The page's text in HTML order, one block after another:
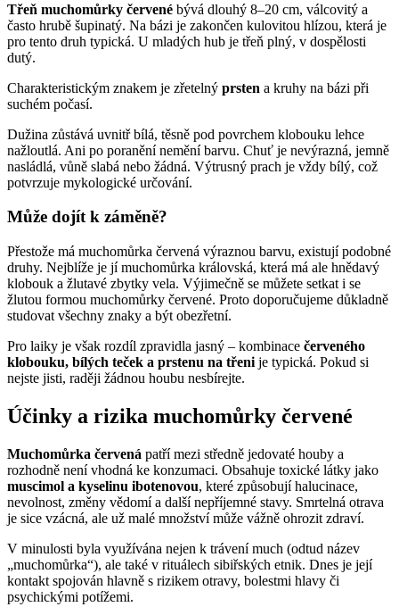
Třeň muchomůrky červené bývá dlouhý 8–20 cm, válcovitý a
často hrubě šupinatý. Na bázi je zakončen kulovitou hlízou, která je
pro tento druh typická. U mladých hub je třeň plný, v dospělosti
dutý.
Charakteristickým znakem je zřetelný prsten a kruhy na bázi při
suchém počasí.
Dužina zůstává uvnitř bílá, těsně pod povrchem klobouku lehce
nažloutlá. Ani po poranění nemění barvu. Chuť je nevýrazná, jemně
nasládlá, vůně slabá nebo žádná. Výtrusný prach je vždy bílý, což
potvrzuje mykologické určování.
Může dojít k záměně?
Přestože má muchomůrka červená výraznou barvu, existují podobné
druhy. Nejblíže je jí muchomůrka královská, která má ale hnědavý
klobouk a žlutavé zbytky vela. Výjimečně se můžete setkat i se
žlutou formou muchomůrky červené. Proto doporučujeme důkladně
studovat všechny znaky a být obezřetní.
Pro laiky je však rozdíl zpravidla jasný – kombinace červeného
klobouku, bílých teček a prstenu na třeni je typická. Pokud si
nejste jisti, raději žádnou houbu nesbírejte.
Účinky a rizika muchomůrky červené
Muchomůrka červená patří mezi středně jedovaté houby a
rozhodně není vhodná ke konzumaci. Obsahuje toxické látky jako
muscimol a kyselinu ibotenovou, které způsobují halucinace,
nevolnost, změny vědomí a další nepříjemné stavy. Smrtelná otrava
je sice vzácná, ale už malé množství může vážně ohrozit zdraví.
V minulosti byla využívána nejen k trávení much (odtud název
„muchomůrka“), ale také v rituálech sibiřských etnik. Dnes je její
kontakt spojován hlavně s rizikem otravy, bolestmi hlavy či
psychickými potížemi.